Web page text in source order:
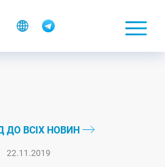
ДО ВСІХ НОВИН
22.11.2019